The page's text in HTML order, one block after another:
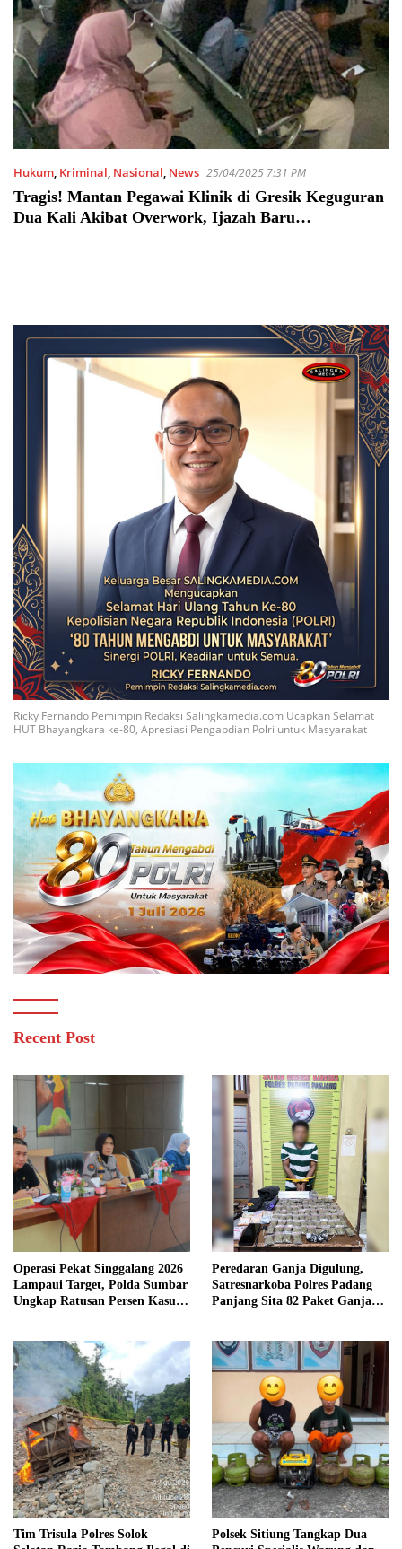
Hukum, Kriminal, Nasional, News 25/04/2025 7:31 PM
Tragis! Mantan Pegawai Klinik di Gresik Keguguran
Dua Kali Akibat Overwork, Ijazah Baru
Ricky Fernando Pemimpin Redaksi Salingkamedia.com Ucapkan Selamat
HUT Bhayangkara ke-80, Apresiasi Pengabdian Polri untuk Masyarakat
Recent Post
Operasi Pekat Singgalang 2026
Lampaui Target, Polda Sumbar
Ungkap Ratusan Persen Kasus
Peredaran Ganja Digulung,
Satresnarkoba Polres Padang
Panjang Sita 82 Paket Ganja
Tim Trisula Polres Solok
Polsek Sitiung Tangkap Dua